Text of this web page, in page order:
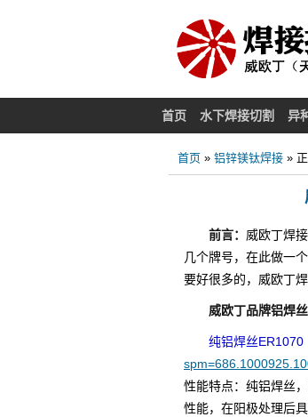
首页 水下焊接切割 异
首页 » 铝锌镁钛焊接 »
前言： 威欧丁焊
几个牌号，在此做一
要好很多的，威欧丁
威欧丁品牌铝焊
纯铝焊丝ER1070
性能特点：纯铝焊丝
性能，在阳极处理后